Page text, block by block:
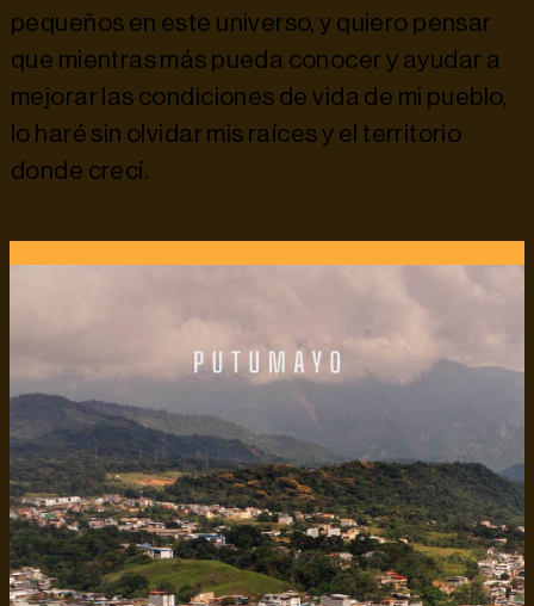
pequeños en este universo, y quiero pensar
que mientras más pueda conocer y ayudar a
mejorar las condiciones de vida de mi pueblo,
lo haré sin olvidar mis raíces y el territorio
donde crecí.